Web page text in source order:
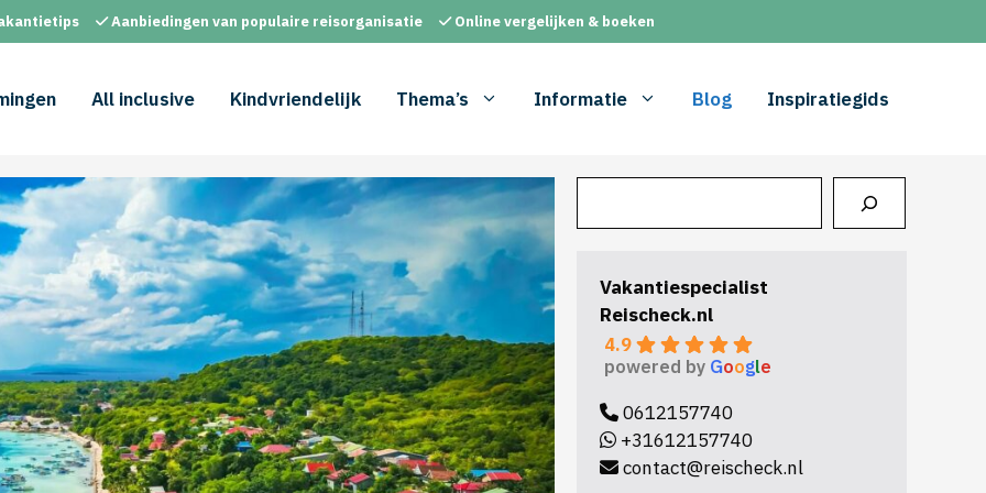
Aanbiedingen van populaire reisorganisatie Online vergelijken & boeken
All inclusive Kindvriendelijk Thema’s Informatie Blog Inspiratiegids
Vakantiespecialist
Reischeck.nl
4.9
powered by Google
0612157740
+31612157740
contact@reischeck.nl